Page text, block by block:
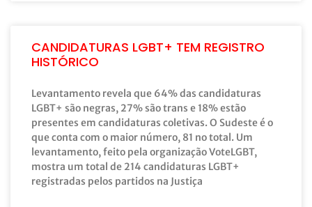
CANDIDATURAS LGBT+ TEM REGISTRO
HISTÓRICO
Levantamento revela que 64% das candidaturas
LGBT+ são negras, 27% são trans e 18% estão
presentes em candidaturas coletivas. O Sudeste é o
que conta com o maior número, 81 no total. Um
levantamento, feito pela organização VoteLGBT,
mostra um total de 214 candidaturas LGBT+
registradas pelos partidos na Justiça